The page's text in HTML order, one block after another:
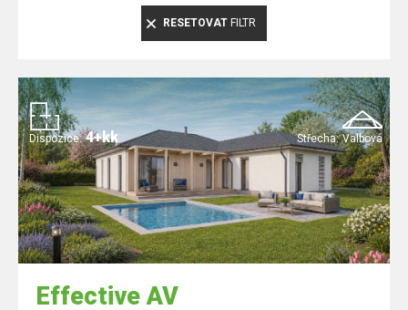
RESETOVAT FILTR
Střecha: Valbová
Dispozice: 4+kk
Effective AV